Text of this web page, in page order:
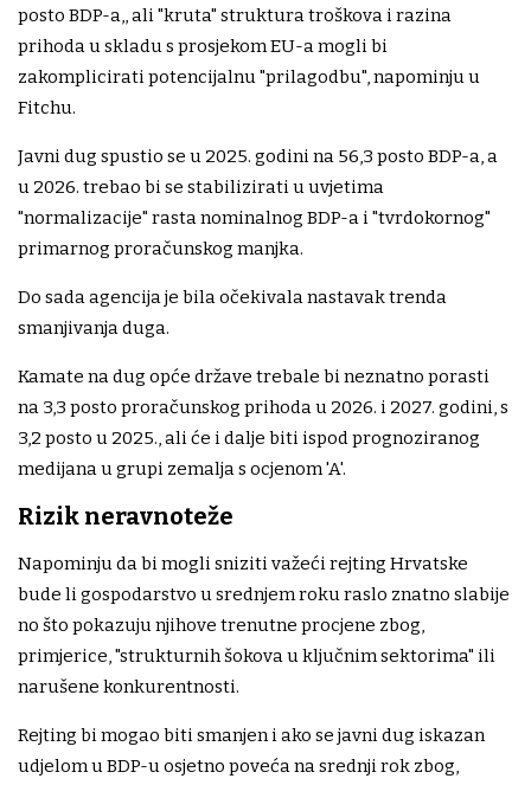
posto BDP-a,, ali "kruta" struktura troškova i razina
prihoda u skladu s prosjekom EU-a mogli bi
zakomplicirati potencijalnu "prilagodbu", napominju u
Fitchu.
Javni dug spustio se u 2025. godini na 56,3 posto BDP-a, a
u 2026. trebao bi se stabilizirati u uvjetima
"normalizacije" rasta nominalnog BDP-a i "tvrdokornog"
primarnog proračunskog manjka.
Do sada agencija je bila očekivala nastavak trenda
smanjivanja duga.
Kamate na dug opće države trebale bi neznatno porasti
na 3,3 posto proračunskog prihoda u 2026. i 2027. godini, s
3,2 posto u 2025., ali će i dalje biti ispod prognoziranog
medijana u grupi zemalja s ocjenom 'A'.
Rizik neravnoteže
Napominju da bi mogli sniziti važeći rejting Hrvatske
bude li gospodarstvo u srednjem roku raslo znatno slabije
no što pokazuju njihove trenutne procjene zbog,
primjerice, "strukturnih šokova u ključnim sektorima" ili
narušene konkurentnosti.
Rejting bi mogao biti smanjen i ako se javni dug iskazan
udjelom u BDP-u osjetno poveća na srednji rok zbog,